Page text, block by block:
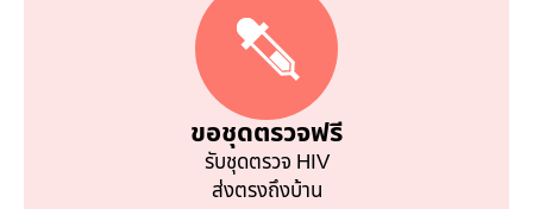
ขอชุดตรวจฟรี
รับชุดตรวจ HIV
ส่งตรงถึงบ้าน